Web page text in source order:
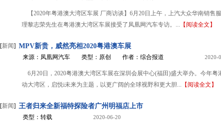
【2020年粤港澳大湾区车展 厂商访谈】6月20日上午，上汽大众华南销售
理黎志荣先生在粤港澳大湾区车展接受了凤凰网汽车专访。... 【阅读全文】
[新闻] MPV新贵，威然亮相2020粤港澳车展
来源：凤凰网汽车 类型：原创 作者：综合报道 2020-
6月20日，2020粤港澳大湾区车展在深圳会展中心(福田)盛大举办。今年粤
动大湾区，启悦i未来为主题，以更广阔的全球视野和更大胆... 【阅读全文】
[新闻] 王者归来全新福特探险者广州明福店上市
类型：转载 2020-06-20